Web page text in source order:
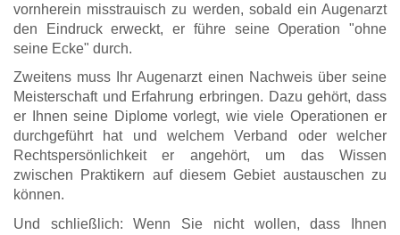
vornherein misstrauisch zu werden, sobald ein Augenarzt
den Eindruck erweckt, er führe seine Operation "ohne
seine Ecke" durch.
Zweitens muss Ihr Augenarzt einen Nachweis über seine
Meisterschaft und Erfahrung erbringen. Dazu gehört, dass
er Ihnen seine Diplome vorlegt, wie viele Operationen er
durchgeführt hat und welchem Verband oder welcher
Rechtspersönlichkeit er angehört, um das Wissen
zwischen Praktikern auf diesem Gebiet austauschen zu
können.
Und schließlich: Wenn Sie nicht wollen, dass Ihnen